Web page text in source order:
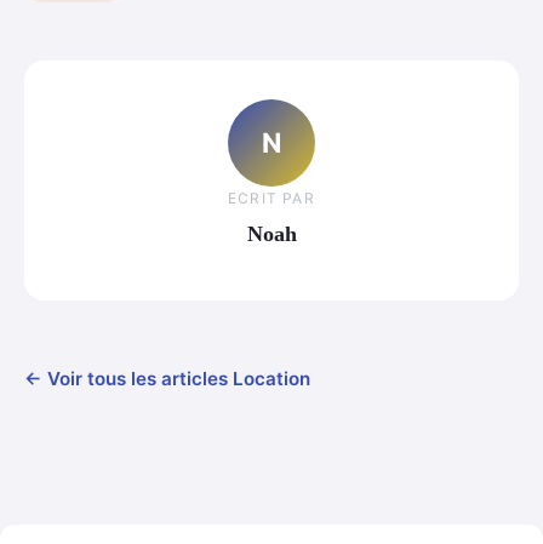
N
ECRIT PAR
Noah
← Voir tous les articles Location